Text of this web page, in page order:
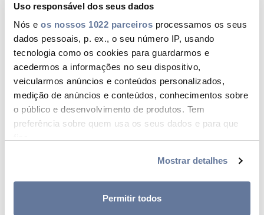
Uso responsável dos seus dados
Nós e os nossos 1022 parceiros processamos os seus
dados pessoais, p. ex., o seu número IP, usando
tecnologia como os cookies para guardarmos e
acedermos a informações no seu dispositivo,
veicularmos anúncios e conteúdos personalizados,
medição de anúncios e conteúdos, conhecimentos sobre
o público e desenvolvimento de produtos. Tem
preferência sobre quem usa os seus dados e para que
Se permitir, gostaríamos também de:
Recolher informações sobre a sua localização
geográfica as quais podem ter uma precisão de
Mostrar detalhes
Permitir todos
DOWNLOAD
GENLIS-R CLASS | H05V-U / H07V-R | CERTIF
HAR CHA-018/2019
DOWNLOAD save_alt
ENERGY CLASS | XVB | CEBEC Nº20983
DOWNLOAD save_alt
ENERGY CLASS | EAXVB / EXVB | CEBEC